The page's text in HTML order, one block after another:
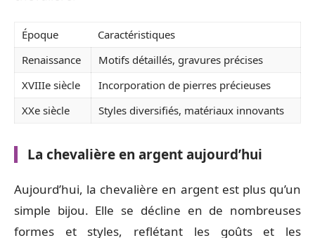
Époque
Caractéristiques
Renaissance
Motifs détaillés, gravures précises
XVIIIe siècle
Incorporation de pierres précieuses
XXe siècle
Styles diversifiés, matériaux innovants
La chevalière en argent aujourd’hui
Aujourd’hui, la chevalière en argent est plus qu’un
simple bijou. Elle se décline en de nombreuses
formes et styles, reflétant les goûts et les